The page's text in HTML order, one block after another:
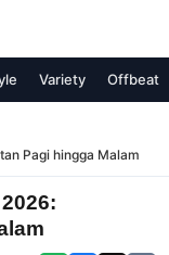
Variety Offbeat
Pagi hingga Malam